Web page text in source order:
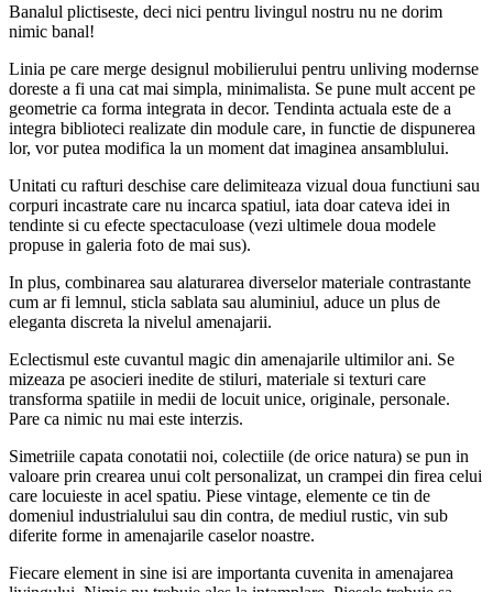
Banalul plictiseste, deci nici pentru livingul nostru nu ne dorim
nimic banal!
Linia pe care merge designul mobilierului pentru unliving modernse
doreste a fi una cat mai simpla, minimalista. Se pune mult accent pe
geometrie ca forma integrata in decor. Tendinta actuala este de a
integra biblioteci realizate din module care, in functie de dispunerea
lor, vor putea modifica la un moment dat imaginea ansamblului.
Unitati cu rafturi deschise care delimiteaza vizual doua functiuni sau
corpuri incastrate care nu incarca spatiul, iata doar cateva idei in
tendinte si cu efecte spectaculoase (vezi ultimele doua modele
propuse in galeria foto de mai sus).
In plus, combinarea sau alaturarea diverselor materiale contrastante
cum ar fi lemnul, sticla sablata sau aluminiul, aduce un plus de
eleganta discreta la nivelul amenajarii.
Eclectismul este cuvantul magic din amenajarile ultimilor ani. Se
mizeaza pe asocieri inedite de stiluri, materiale si texturi care
transforma spatiile in medii de locuit unice, originale, personale.
Pare ca nimic nu mai este interzis.
Simetriile capata conotatii noi, colectiile (de orice natura) se pun in
valoare prin crearea unui colt personalizat, un crampei din firea celui
care locuieste in acel spatiu. Piese vintage, elemente ce tin de
domeniul industrialului sau din contra, de mediul rustic, vin sub
diferite forme in amenajarile caselor noastre.
Fiecare element in sine isi are importanta cuvenita in amenajarea